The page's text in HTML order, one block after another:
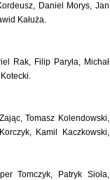
Daniel Morys, Jan
Kałuża.
Rak, Filip Paryła, Michał
Tomasz Kolendowski,
Kamil Kaczkowski,
Tomczyk, Patryk Sioła,